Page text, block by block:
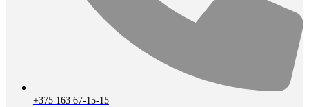
+375 163 67-15-15